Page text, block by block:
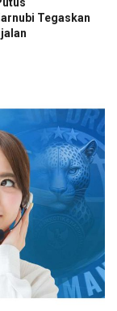
Tegaskan